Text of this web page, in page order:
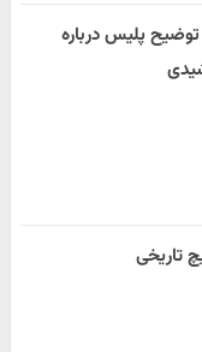
پلیس درباره
تاریخی